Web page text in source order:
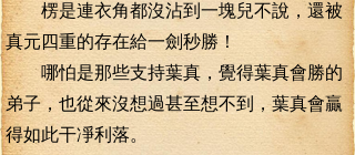
楞是連衣角都沒沾到一塊兒不說，還被
真元四重的存在給一劍秒勝！
哪怕是那些支持葉真，覺得葉真會勝的
弟子，也從來沒想過甚至想不到，葉真會贏
得如此干凈利落。